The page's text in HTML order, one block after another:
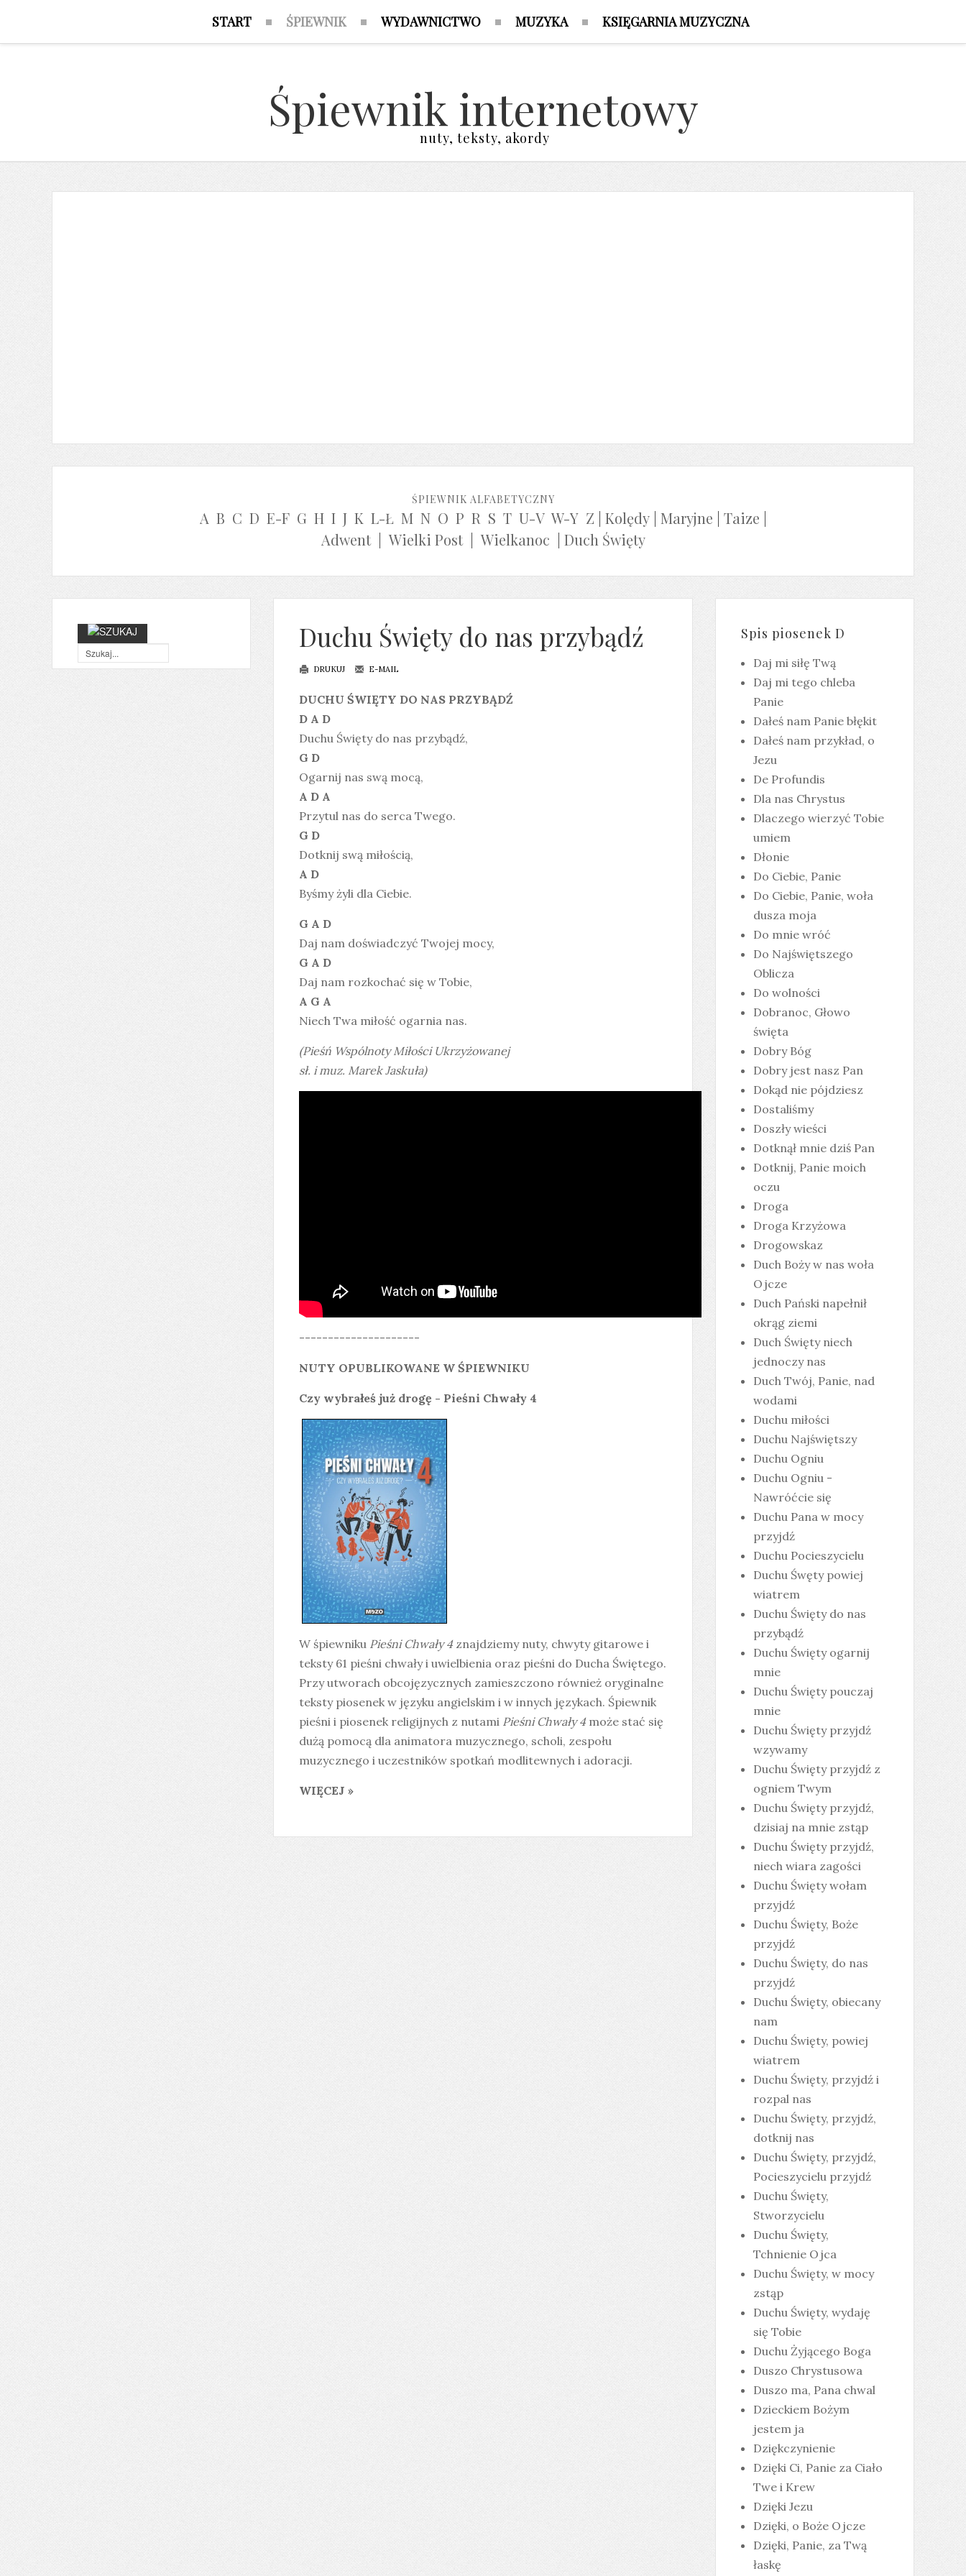
START ŚPIEWNIK WYDAWNICTWO MUZYKA KSIĘGARNIA MUZYCZNA
Śpiewnik internetowy
nuty, teksty, akordy
ŚPIEWNIK ALFABETYCZNY
A B C D E-F G H I J K L-Ł M N O P R S T U-V W-Y Z Kolędy| Maryjne Taize
Adwent| Wielki Post| Wielkanoc Duch Święty
Duchu Święty do nas przybądź
DRUKUJ E-MAIL
DUCHU ŚWIĘTY DO NAS PRZYBĄDŹ
D A D
Duchu Święty do nas przybądź,
G D
Ogarnij nas swą mocą,
A D A
Przytul nas do serca Twego.
G D
Dotknij swą miłością,
A D
Byśmy żyli dla Ciebie.
G A D
Daj nam doświadczyć Twojej mocy,
G A D
Daj nam rozkochać się w Tobie,
A G A
Niech Twa miłość ogarnia nas.
(Pieśń Wspólnoty Miłości Ukrzyżowanej
sł. i muz. Marek Jaskuła)
---------------------
NUTY OPUBLIKOWANE W ŚPIEWNIKU
Czy wybrałeś już drogę - Pieśni Chwały 4
W śpiewniku Pieśni Chwały 4znajdziemy nuty, chwyty gitarowe i
teksty 61 pieśni chwały i uwielbienia oraz pieśni do Ducha Świętego.
Przy utworach obcojęzycznych zamieszczono również oryginalne
teksty piosenek w języku angielskim i w innych językach. Śpiewnik
pieśni i piosenek religijnych z nutami Pieśni Chwały 4może stać się
dużą pomocą dla animatora muzycznego, scholi, zespołu
muzycznego i uczestników spotkań modlitewnych i adoracji.
WIĘCEJ »
Spis piosenek D
Daj mi siłę Twą
Daj mi tego chleba
Panie
Dałeś nam Panie błękit
Dałeś nam przykład, o
Jezu
De Profundis
Dla nas Chrystus
Dlaczego wierzyć Tobie
umiem
Dłonie
Do Ciebie, Panie
Do Ciebie, Panie, woła
dusza moja
Do mnie wróć
Do Najświętszego
Oblicza
Do wolności
Dobranoc, Głowo
święta
Dobry Bóg
Dobry jest nasz Pan
Dokąd nie pójdziesz
Dostaliśmy
Doszły wieści
Dotknął mnie dziś Pan
Dotknij, Panie moich
oczu
Droga
Droga Krzyżowa
Drogowskaz
Duch Boży w nas woła
Ojcze
Duch Pański napełnił
okrąg ziemi
Duch Święty niech
jednoczy nas
Duch Twój, Panie, nad
wodami
Duchu miłości
Duchu Najświętszy
Duchu Ogniu
Duchu Ogniu -
Nawróćcie się
Duchu Pana w mocy
przyjdź
Duchu Pocieszycielu
Duchu Śwęty powiej
wiatrem
Duchu Święty do nas
przybądź
Duchu Święty ogarnij
mnie
Duchu Święty pouczaj
mnie
Duchu Święty przyjdź
wzywamy
Duchu Święty przyjdź z
ogniem Twym
Duchu Święty przyjdź,
dzisiaj na mnie zstąp
Duchu Święty przyjdź,
niech wiara zagości
Duchu Święty wołam
przyjdź
Duchu Święty, Boże
przyjdź
Duchu Święty, do nas
przyjdź
Duchu Święty, obiecany
nam
Duchu Święty, powiej
wiatrem
Duchu Święty, przyjdź i
rozpal nas
Duchu Święty, przyjdź,
dotknij nas
Duchu Święty, przyjdź,
Pocieszycielu przyjdź
Duchu Święty,
Stworzycielu
Duchu Święty,
Tchnienie Ojca
Duchu Święty, w mocy
zstąp
Duchu Święty, wydaję
się Tobie
Duchu Żyjącego Boga
Duszo Chrystusowa
Duszo ma, Pana chwal
Dzieckiem Bożym
jestem ja
Dziękczynienie
Dzięki Ci, Panie za Ciało
Twe i Krew
Dzięki Jezu
Dzięki, o Boże Ojcze
Dzięki, Panie, za Twą
łaskę